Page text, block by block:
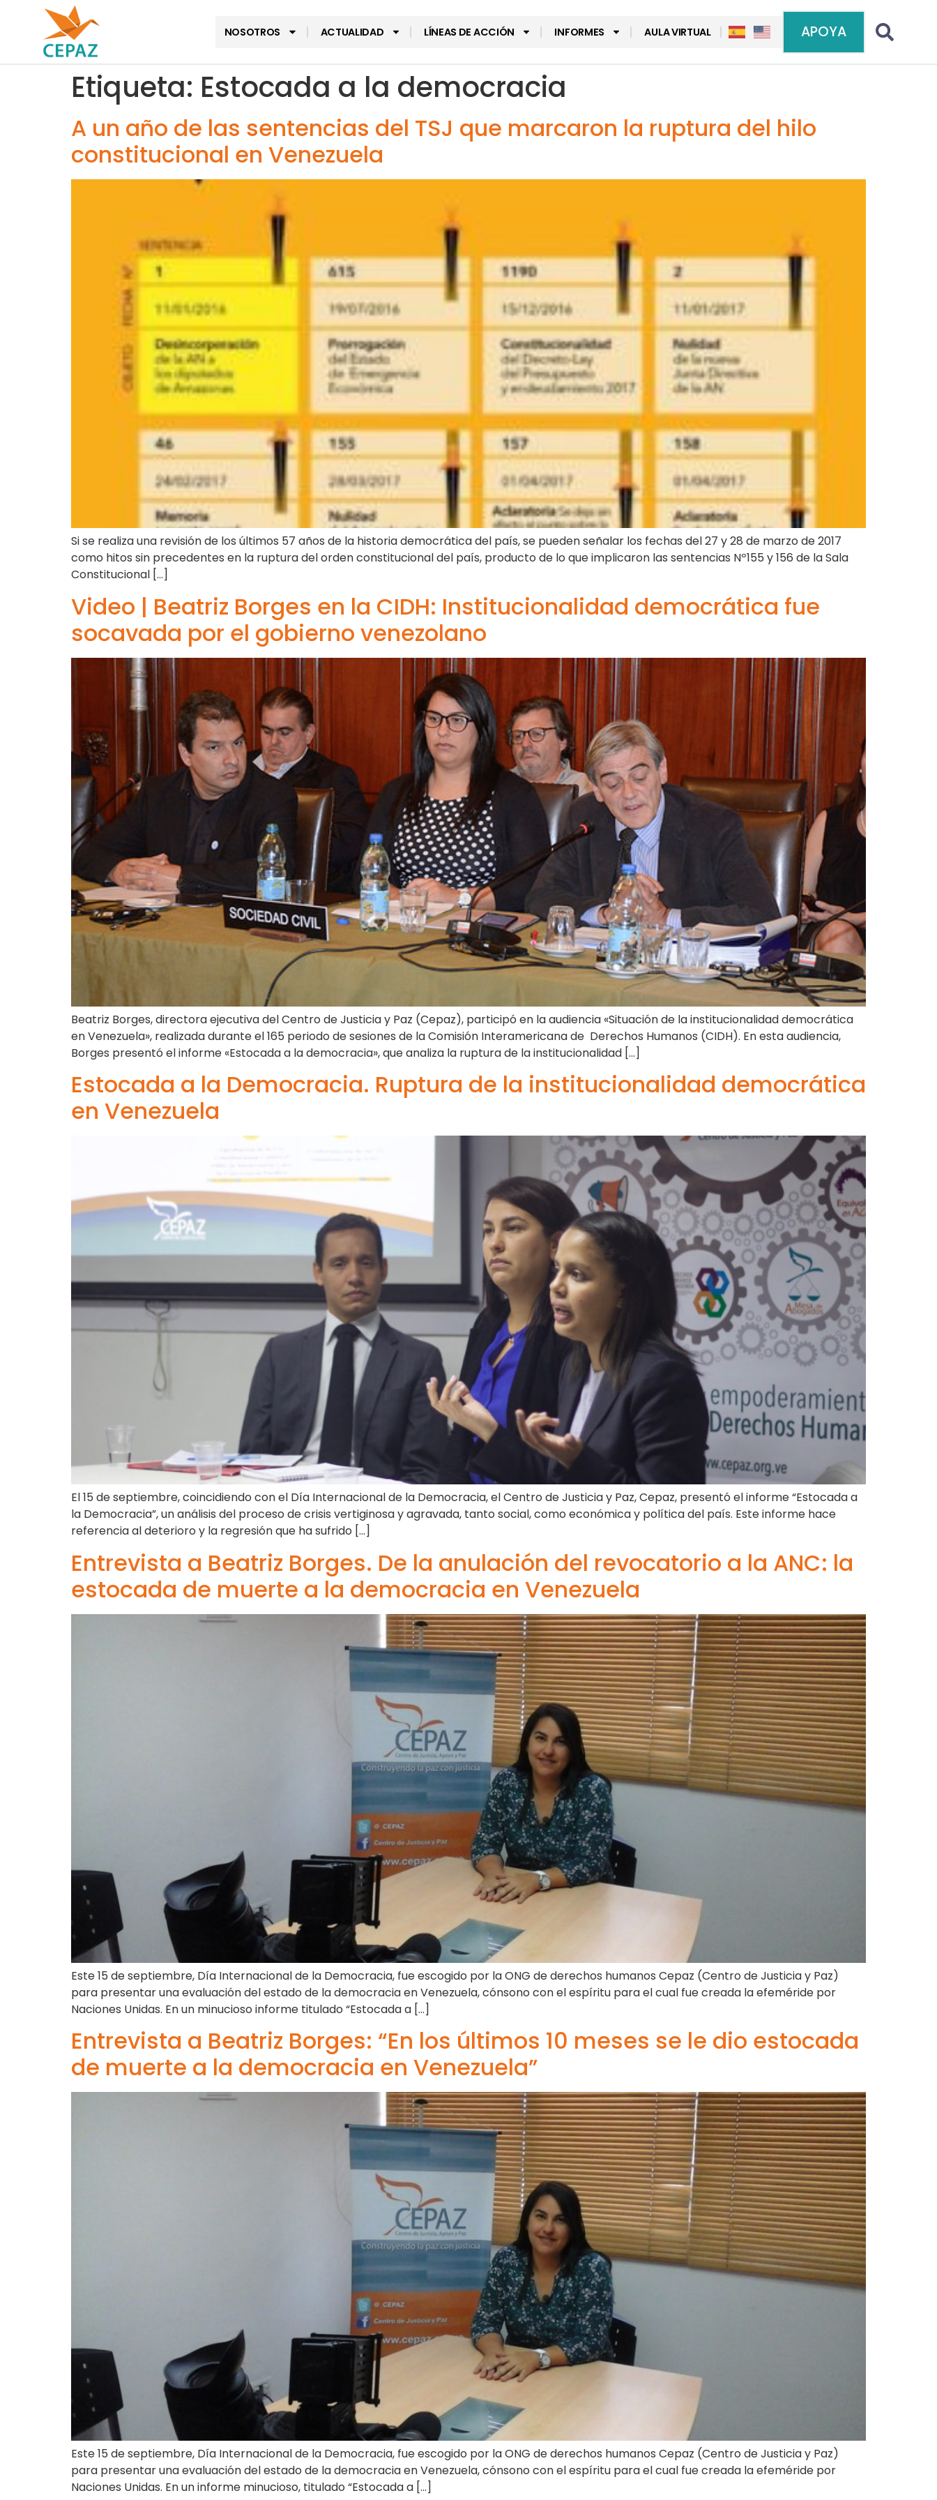
NOSOTROS ACTUALIDAD LÍNEAS DE ACCIÓN INFORMES AULA VIRTUAL APOYA
Etiqueta: Estocada a la democracia
A un año de las sentencias del TSJ que marcaron la ruptura del hilo
constitucional en Venezuela
Si se realiza una revisión de los últimos 57 años de la historia democrática del país, se pueden señalar los fechas del 27 y 28 de marzo de 2017
como hitos sin precedentes en la ruptura del orden constitucional del país, producto de lo que implicaron las sentencias Nº155 y 156 de la Sala
Constitucional […]
Video | Beatriz Borges en la CIDH: Institucionalidad democrática fue
socavada por el gobierno venezolano
Beatriz Borges, directora ejecutiva del Centro de Justicia y Paz (Cepaz), participó en la audiencia «Situación de la institucionalidad democrática
en Venezuela», realizada durante el 165 periodo de sesiones de la Comisión Interamericana de Derechos Humanos (CIDH). En esta audiencia,
Borges presentó el informe «Estocada a la democracia», que analiza la ruptura de la institucionalidad […]
Estocada a la Democracia. Ruptura de la institucionalidad democrática
en Venezuela
El 15 de septiembre, coincidiendo con el Día Internacional de la Democracia, el Centro de Justicia y Paz, Cepaz, presentó el informe “Estocada a
la Democracia”, un análisis del proceso de crisis vertiginosa y agravada, tanto social, como económica y política del país. Este informe hace
referencia al deterioro y la regresión que ha sufrido […]
Entrevista a Beatriz Borges. De la anulación del revocatorio a la ANC: la
estocada de muerte a la democracia en Venezuela
Este 15 de septiembre, Día Internacional de la Democracia, fue escogido por la ONG de derechos humanos Cepaz (Centro de Justicia y Paz)
para presentar una evaluación del estado de la democracia en Venezuela, cónsono con el espíritu para el cual fue creada la efeméride por
Naciones Unidas. En un minucioso informe titulado “Estocada a […]
Entrevista a Beatriz Borges: “En los últimos 10 meses se le dio estocada
de muerte a la democracia en Venezuela”
Este 15 de septiembre, Día Internacional de la Democracia, fue escogido por la ONG de derechos humanos Cepaz (Centro de Justicia y Paz)
para presentar una evaluación del estado de la democracia en Venezuela, cónsono con el espíritu para el cual fue creada la efeméride por
Naciones Unidas. En un informe minucioso, titulado “Estocada a […]